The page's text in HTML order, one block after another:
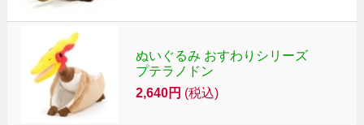
ぬいぐるみ おすわりシリーズ
プテラノドン
2,640円 (税込)